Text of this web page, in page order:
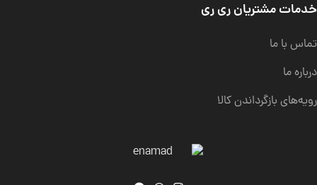
خدمات مشتریان ری ری
تماس با ما
درباره ما
رویه‌های بازگرداندن کالا